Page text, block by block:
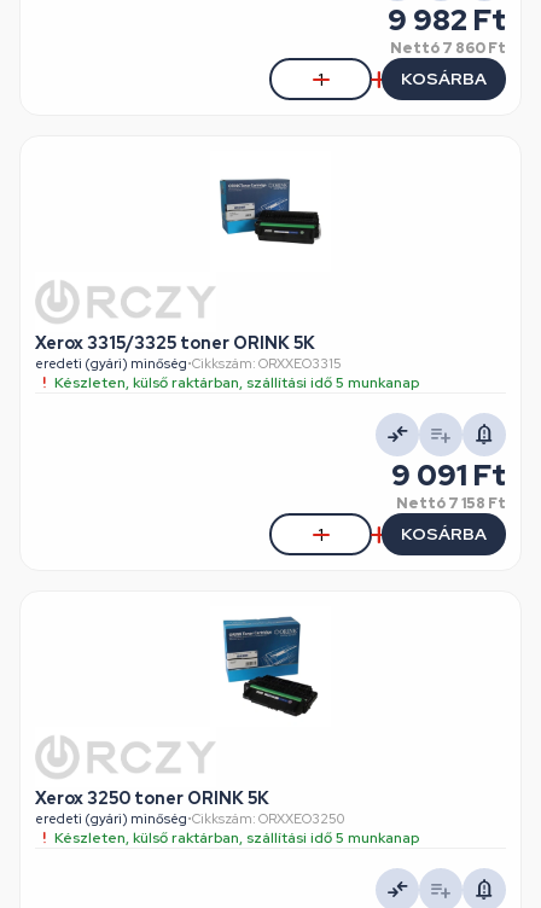
9 982 Ft
Nettó7 860 Ft
KOSÁRBA
Xerox 3315/3325 toner ORINK 5K
eredeti (gyári) minőség•Cikkszám: ORXXEO3315
Készleten, külső raktárban, szállítási idő 5 munkanap
9 091 Ft
Nettó7 158 Ft
KOSÁRBA
Xerox 3250 toner ORINK 5K
eredeti (gyári) minőség•Cikkszám: ORXXEO3250
Készleten, külső raktárban, szállítási idő 5 munkanap